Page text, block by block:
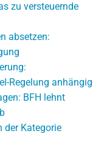
zu versteuernde
absetzen:
Regelung anhängig
BFH lehnt
der Kategorie